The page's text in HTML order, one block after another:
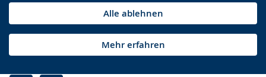
Alle ablehnen
Mehr erfahren